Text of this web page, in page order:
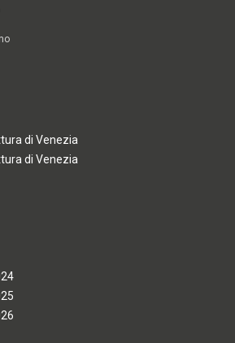
di Venezia
di Venezia